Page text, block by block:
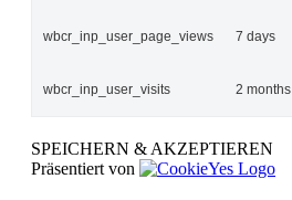
wbcr_inp_user_page_views 7 days
wbcr_inp_user_visits 2 months
SPEICHERN & AKZEPTIEREN
Präsentiert von